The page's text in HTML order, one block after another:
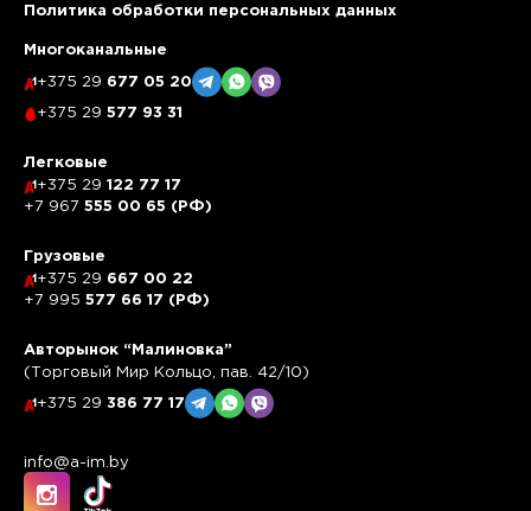
Политика обработки персональных данных
Многоканальные
+375 29 677 05 20
+375 29 577 93 31
Легковые
+375 29 122 77 17
+7 967 555 00 65 (РФ)
Грузовые
+375 29 667 00 22
+7 995 577 66 17 (РФ)
Авторынок “Малиновка”
(Торговый Мир Кольцо, пав. 42/10)
+375 29 386 77 17
info@a-im.by